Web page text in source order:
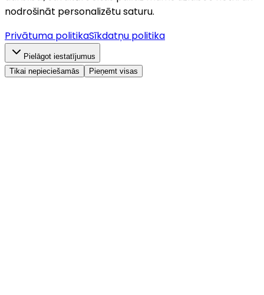
nodrošināt personalizētu saturu.
Privātuma politikaSīkdatņu politika
Pielāgot iestatījumus
Tikai nepieciešamās
Pieņemt visas